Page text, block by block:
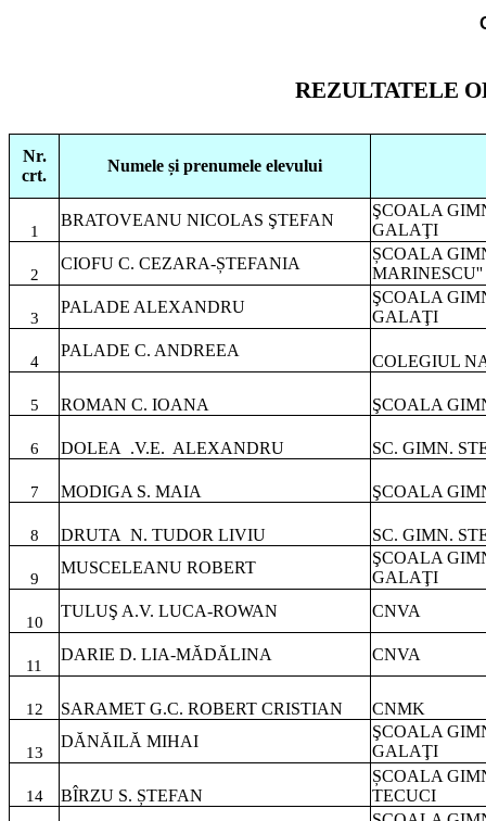
REZULTATELE
Nr.
crt.
Numele și prenumele elevului
1
BRATOVEANU NICOLAS ŞTEFAN
ŞCOALA
GALAŢI
2
CIOFU C. CEZARA-ȘTEFANIA
ȘCOALA
3
PALADE ALEXANDRU
ŞCOALA
GALAŢI
4
PALADE C. ANDREEA
COLEGIUL
5 ROMAN C. IOANA ŞCOALA
6 DOLEA .V.E. ALEXANDRU SC. GIMN.
7 MODIGA S. MAIA ŞCOALA
8 DRUTA N. TUDOR LIVIU SC. GIMN.
9
MUSCELEANU ROBERT
ŞCOALA
GALAŢI
10
TULUŞ A.V. LUCA-ROWAN CNVA
11
DARIE D. LIA-MĂDĂLINA CNVA
12 SARAMET G.C. ROBERT CRISTIAN CNMK
13
DĂNĂILĂ MIHAI
ŞCOALA
GALAŢI
14 BÎRZU S. ȘTEFAN
ȘCOALA
TECUCI